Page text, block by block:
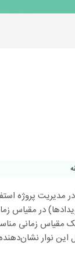
در مدیریت پروژه
در
مقیاس زمانی
نوار